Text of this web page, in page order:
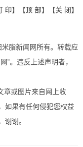
印】【顶 部】【关 闭】
米脂新闻网所有。转载应
”。违反上述声明者，
章或图片来自网上收
如果有任何侵犯您权益
谢。